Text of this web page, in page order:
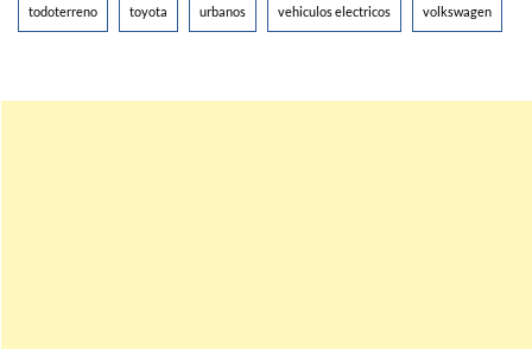
todoterreno toyota urbanos vehiculos electricos volkswagen